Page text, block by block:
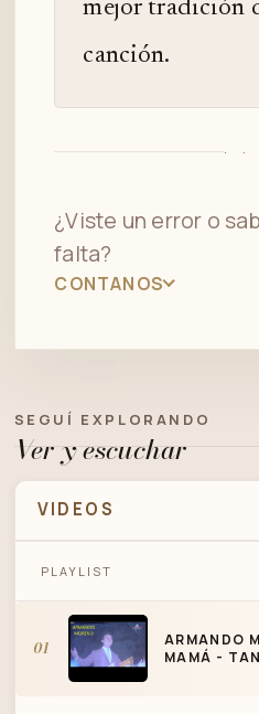
mejor tradición
canción.
· ·
¿Viste un error o
falta?
CONTANOS
SEGUÍ EXPLORANDO
Ver y escuchar
VIDEOS
PLAYLIST
01
ARMANDO
MAMÁ -